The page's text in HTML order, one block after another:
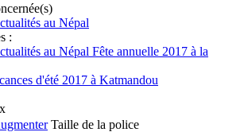
au Népal
:
au Népal Fête annuelle 2017 à la
d'été 2017 à Katmandou
Taille de la police